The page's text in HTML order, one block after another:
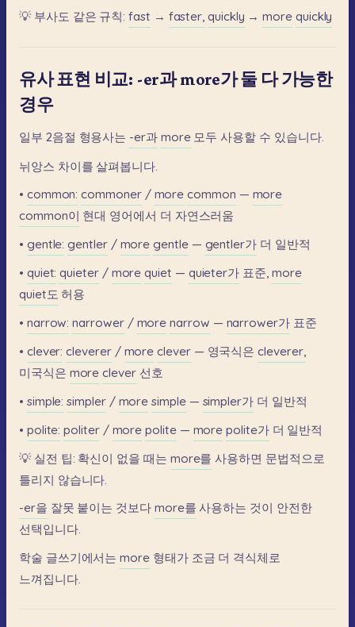
💡 부사도 같은 규칙: fast → faster, quickly → more quickly
유사 표현 비교: -er과 more가 둘 다 가능한
경우
일부 2음절 형용사는 -er과 more 모두 사용할 수 있습니다.
뉘앙스 차이를 살펴봅니다.
• common: commoner / more common — more
common이 현대 영어에서 더 자연스러움
• gentle: gentler / more gentle — gentler가 더 일반적
• quiet: quieter / more quiet — quieter가 표준, more
quiet도 허용
• narrow: narrower / more narrow — narrower가 표준
• clever: cleverer / more clever — 영국식은 cleverer,
미국식은 more clever 선호
• simple: simpler / more simple — simpler가 더 일반적
• polite: politer / more polite — more polite가 더 일반적
💡 실전 팁: 확신이 없을 때는 more를 사용하면 문법적으로
틀리지 않습니다.
-er을 잘못 붙이는 것보다 more를 사용하는 것이 안전한
선택입니다.
학술 글쓰기에서는 more 형태가 조금 더 격식체로
느껴집니다.